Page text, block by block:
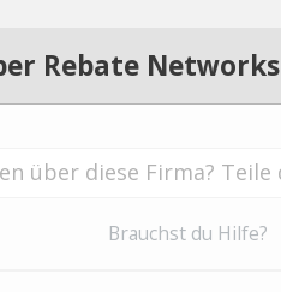
Rebate Networks
Brauchst du Hilfe?